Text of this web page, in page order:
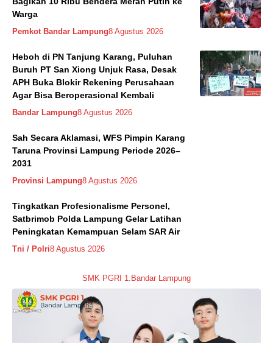
Warga
Pemkot Bandar Lampung8 Agustus 2026
Heboh di PN Tanjung Karang, Puluhan
Buruh PT San Xiong Unjuk Rasa, Desak
APH Buka Blokir Rekening Perusahaan
Agar Bisa Beroperasional Kembali
Bandar Lampung8 Agustus 2026
Sah Secara Aklamasi, WFS Pimpin Karang
Taruna Provinsi Lampung Periode 2026–
2031
Provinsi Lampung8 Agustus 2026
Tingkatkan Profesionalisme Personel,
Satbrimob Polda Lampung Gelar Latihan
Peningkatan Kemampuan Selam SAR Air
Tni / Polri8 Agustus 2026
SMK PGRI 1.Bandar Lampung